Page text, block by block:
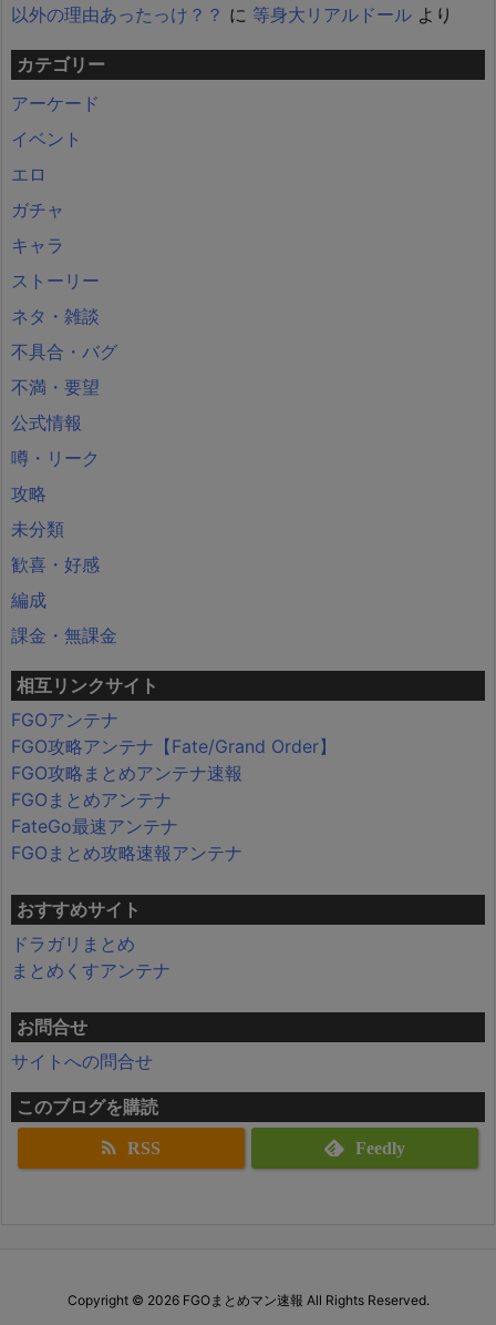
以外の理由あったっけ？？ に 等身大リアルドール より
カテゴリー
アーケード
イベント
エロ
ガチャ
キャラ
ストーリー
ネタ・雑談
不具合・バグ
不満・要望
公式情報
噂・リーク
攻略
未分類
歓喜・好感
編成
課金・無課金
相互リンクサイト
FGOアンテナ
FGO攻略アンテナ【Fate/Grand Order】
FGO攻略まとめアンテナ速報
FGOまとめアンテナ
FateGo最速アンテナ
FGOまとめ攻略速報アンテナ
おすすめサイト
ドラガリまとめ
まとめくすアンテナ
お問合せ
サイトへの問合せ
このブログを購読
RSS Feedly
Copyright © 2026 FGOまとめマン速報 All Rights Reserved.